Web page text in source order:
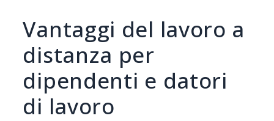
Vantaggi del lavoro a
distanza per
dipendenti e datori
di lavoro